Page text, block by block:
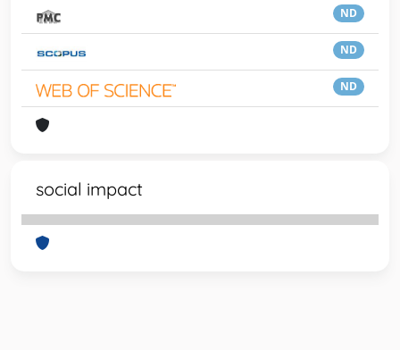
ND
ND
ND
social impact